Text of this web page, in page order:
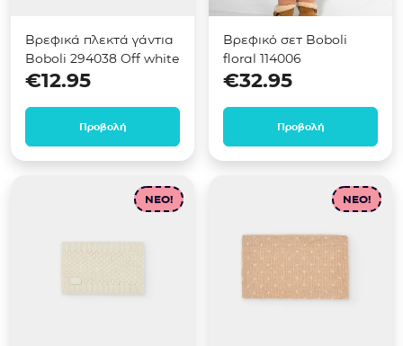
Βρεφικά πλεκτά γάντια
Boboli 294038 Off white
€12.95
Προβολή
Βρεφικό σετ Boboli
floral 114006
€32.95
Προβολή
NEO! NEO!